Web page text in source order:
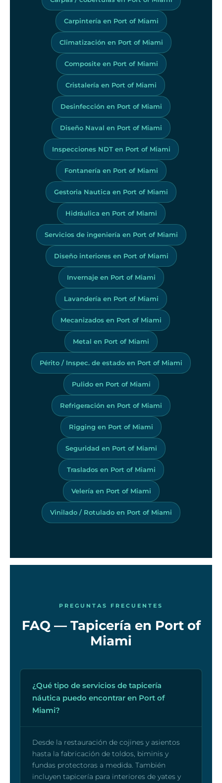
Carpintería en Port of Miami
Climatización en Port of Miami
Composite en Port of Miami
Cristalería en Port of Miami
Desinfección en Port of Miami
Diseño Naval en Port of Miami
Inspecciones NDT en Port of Miami
Fontanería en Port of Miami
Gestoria Nautica en Port of Miami
Hidráulica en Port of Miami
Servicios de ingeniería en Port of Miami
Diseño interiores en Port of Miami
Invernaje en Port of Miami
Lavandería en Port of Miami
Mecanizados en Port of Miami
Metal en Port of Miami
Périto / Inspec. de estado en Port of Miami
Pulido en Port of Miami
Refrigeración en Port of Miami
Rigging en Port of Miami
Seguridad en Port of Miami
Traslados en Port of Miami
Velería en Port of Miami
Vinilado / Rotulado en Port of Miami
PREGUNTAS FRECUENTES
FAQ — Tapicería en Port of
Miami
¿Qué tipo de servicios de tapicería
náutica puedo encontrar en Port of
Miami?
Desde la restauración de cojines y asientos
hasta la fabricación de toldos, biminis y
fundas protectoras a medida. También
incluyen tapicería para interiores de yates y